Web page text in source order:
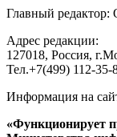
Главный редактор:
Адрес редакции:
127018, Россия,
Тел.+7(499) 112-35-
Информация на
«Функционирует